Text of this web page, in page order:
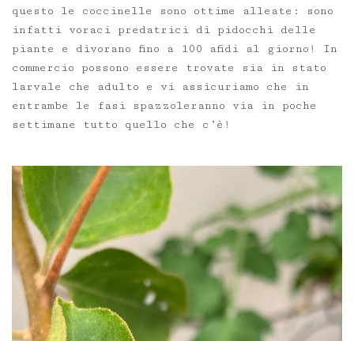
questo le coccinelle sono ottime alleate: sono
infatti voraci predatrici di pidocchi delle
piante e divorano fino a 100 afidi al giorno! In
commercio possono essere trovate sia in stato
larvale che adulto e vi assicuriamo che in
entrambe le fasi spazzoleranno via in poche
settimane tutto quello che c’è!